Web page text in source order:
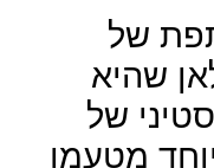
של
שהיא
של
מטעמו